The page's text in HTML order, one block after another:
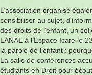
L’association organise
sensibiliser au sujet,
des droits de l’enfant, un
LANAE à l’Espace Icare le
la parole de l’enfant :
La salle de conférences
étudiants en Droit pour